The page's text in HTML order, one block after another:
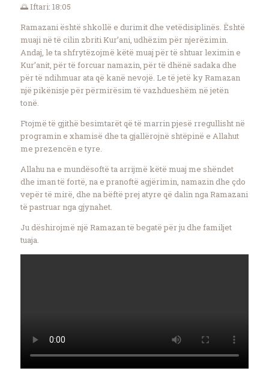
🌅 Iftari: 18:05
Ramazani është shkollë e durimit dhe vetëdisiplinës. Është
muaji në të cilin zbriti Kur’ani, udhëzim për njerëzimin.
Andaj, le ta shfrytëzojmë këtë muaj për të shtuar leximin e
Kur’anit, për të forcuar namazin, për të dhënë sadaka dhe
për të ndihmuar ata që kanë nevojë. Le të jetë ky Ramazan
një pikënisje për përmirësim të vazhdueshëm në jetën
tonë.
Ftojmë të gjithë besimtarët që të marrin pjesë rregullisht në
programin e xhamisë dhe ta gjallërojnë shtëpinë e Allahut
me prezencën e tyre.
Allahu na e mundësoftë ta arrijmë këtë muaj me shëndet
dhe iman të fortë, na e pranoftë agjërimin, namazin dhe çdo
vepër të mirë, dhe na bëftë prej atyre që dalin nga Ramazani
të pastruar nga gjynahet.
Ju dëshirojmë një Ramazan të begatë për ju dhe familjet
tuaja.